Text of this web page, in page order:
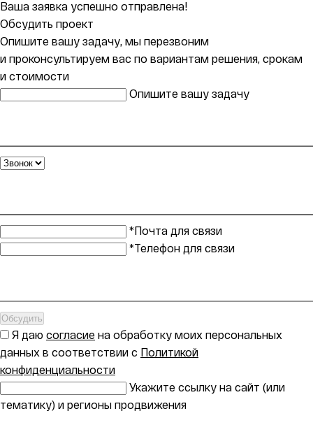
Ваша заявка успешно отправлена!
Обсудить проект
Опишите вашу задачу, мы перезвоним
и проконсультируем вас по вариантам решения, срокам
и стоимости
Опишите вашу задачу
*Почта для связи
*Телефон для связи
Обсудить
Я даю согласие на обработку моих персональных
данных в соответствии с Политикой
конфиденциальности
Укажите ссылку на сайт (или
тематику) и регионы продвижения